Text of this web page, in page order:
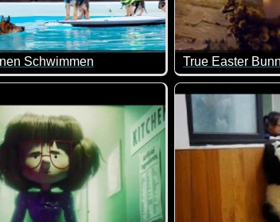
Schwimmen
goldig ist wie die Welpen das Schwimmen
True Easter
Diese Video ist